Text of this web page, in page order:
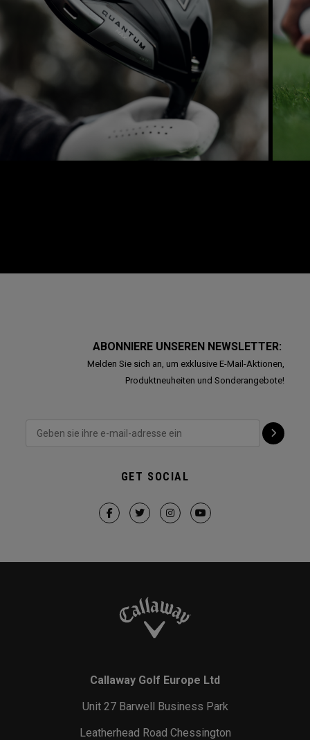
ABONNIERE UNSEREN NEWSLETTER:
Melden Sie sich an, um exklusive E-Mail-Aktionen,
Produktneuheiten und Sonderangebote!
GET SOCIAL
Callaway Golf Europe Ltd
Unit 27 Barwell Business Park
Leatherhead Road Chessington